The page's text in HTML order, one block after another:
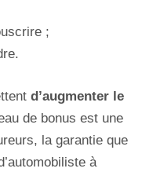
;
d’augmenter le
de bonus est une
la garantie que
à